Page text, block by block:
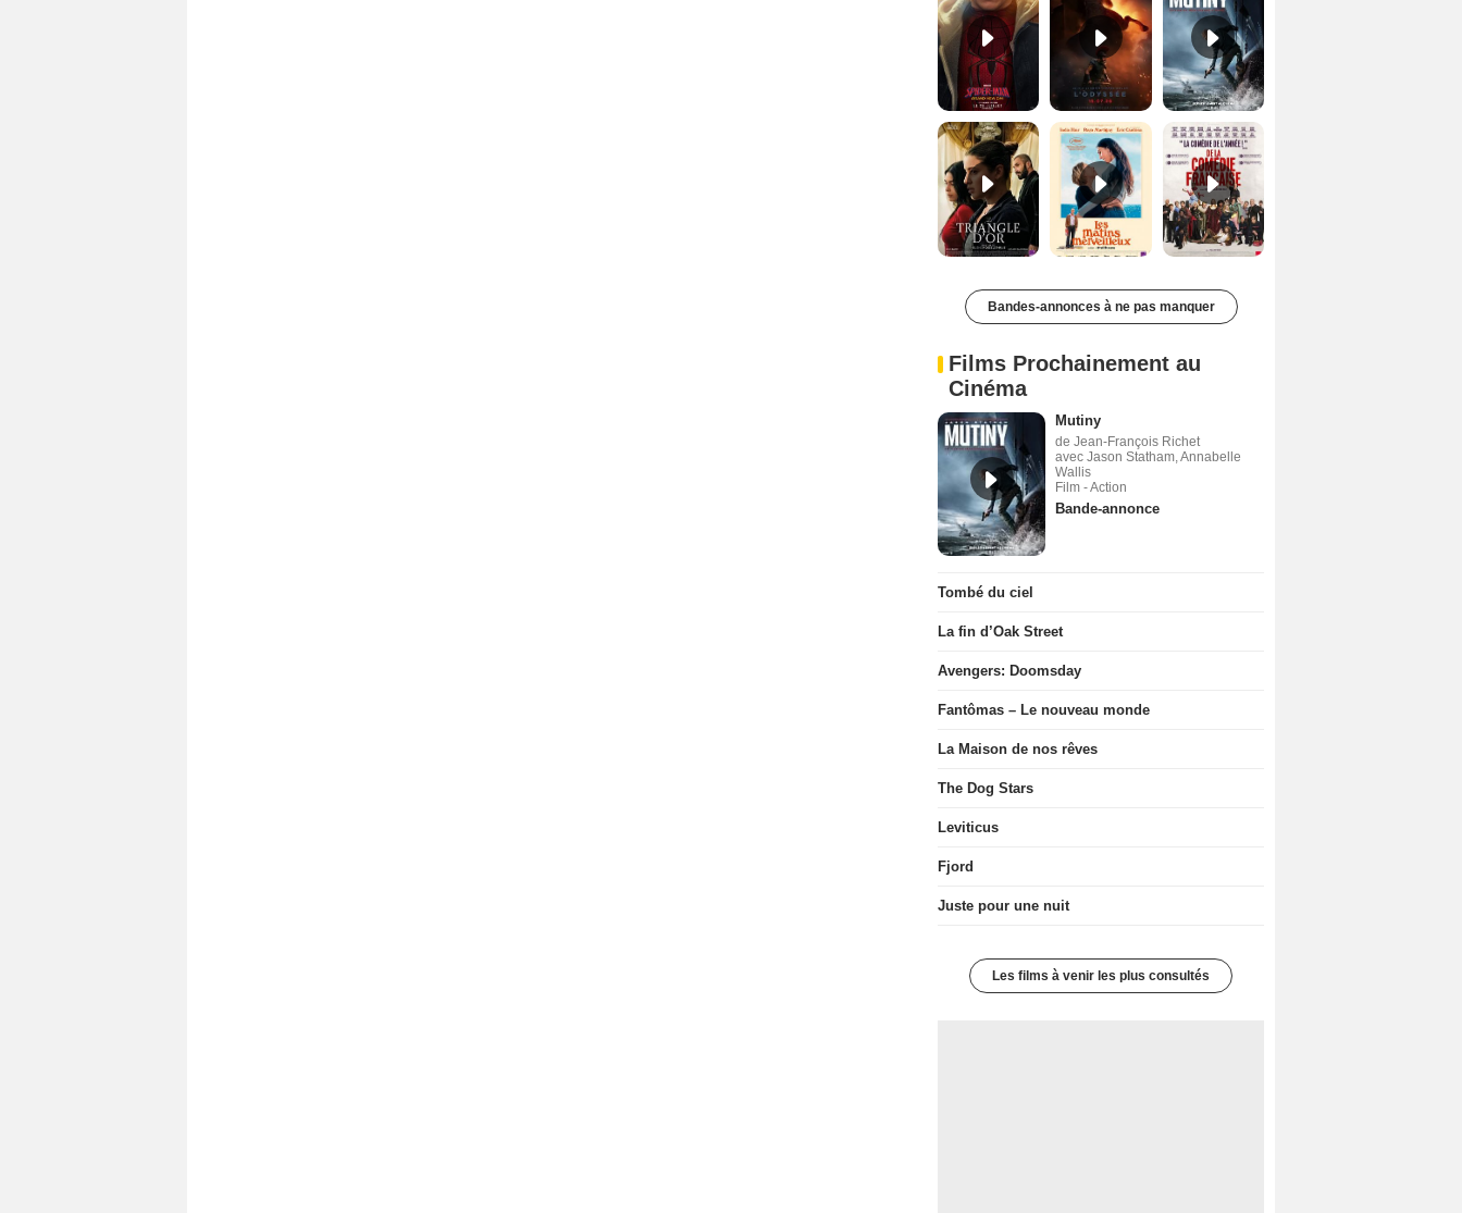
Les Matins merveilleux Bande-annonce VF De la Comédie-Française Teaser VF
Bandes-annonces à ne pas manquer
Films Prochainement au
Cinéma
Mutiny
de Jean-François Richet
avec Jason Statham, Annabelle
Wallis
Film - Action
Bande-annonce
Tombé du ciel
La fin d’Oak Street
Avengers: Doomsday
Fantômas – Le nouveau monde
La Maison de nos rêves
The Dog Stars
Leviticus
Fjord
Juste pour une nuit
Les films à venir les plus consultés